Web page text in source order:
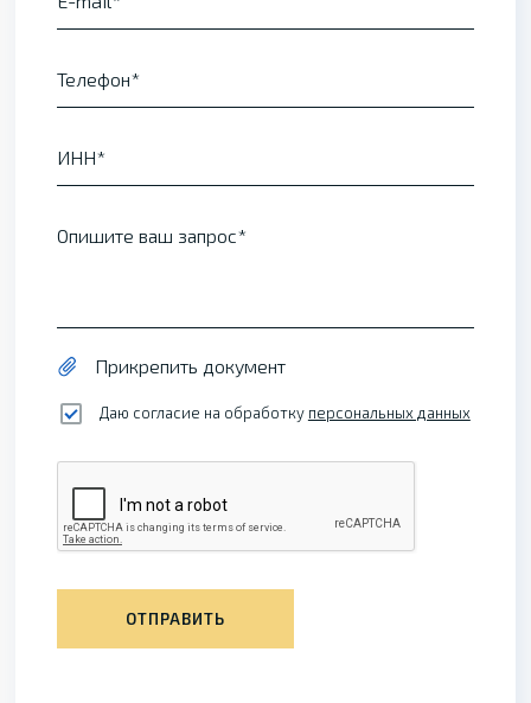
Телефон
ИНН
Опишите ваш запрос
Прикрепить документ
Даю согласие на обработку персональных данных
ОТПРАВИТЬ